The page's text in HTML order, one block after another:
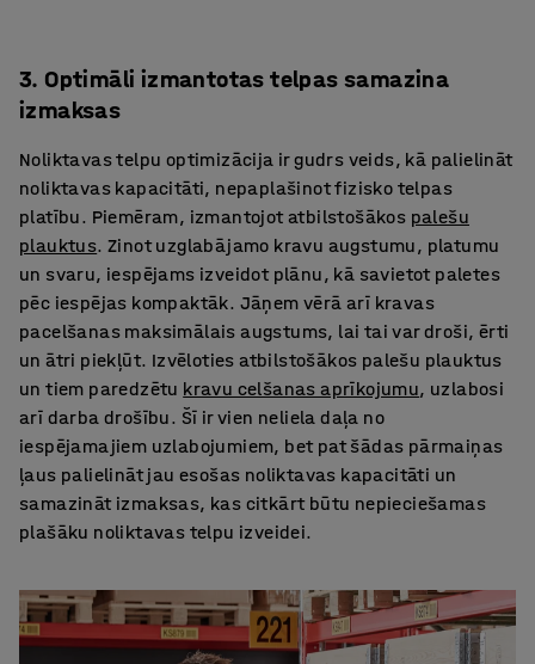
3. Optimāli izmantotas telpas samazina
izmaksas
Noliktavas telpu optimizācija ir gudrs veids, kā palielināt
noliktavas kapacitāti, nepaplašinot fizisko telpas
platību. Piemēram, izmantojot atbilstošākos palešu
plauktus. Zinot uzglabājamo kravu augstumu, platumu
un svaru, iespējams izveidot plānu, kā savietot paletes
pēc iespējas kompaktāk. Jāņem vērā arī kravas
pacelšanas maksimālais augstums, lai tai var droši, ērti
un ātri piekļūt. Izvēloties atbilstošākos palešu plauktus
un tiem paredzētu kravu celšanas aprīkojumu, uzlabosi
arī darba drošību. Šī ir vien neliela daļa no
iespējamajiem uzlabojumiem, bet pat šādas pārmaiņas
ļaus palielināt jau esošas noliktavas kapacitāti un
samazināt izmaksas, kas citkārt būtu nepieciešamas
plašāku noliktavas telpu izveidei.